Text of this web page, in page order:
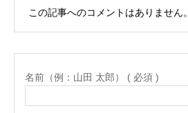
この記事へのコメントはありません。
名前（例：山田 太郎） ( 必須 )